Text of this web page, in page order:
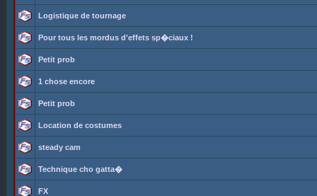
Logistique de tournage
Pour tous les mordus d'effets sp�ciaux !
Petit prob
1 chose encore
Petit prob
Location de costumes
steady cam
Technique cho gatta�
FX